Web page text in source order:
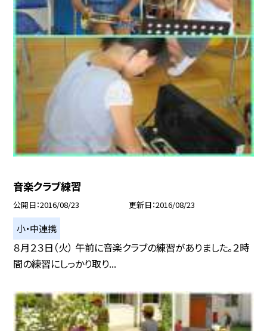
音楽クラブ練習
公開日 2016/08/23 更新日 2016/08/23
小・中連携
８月２３日（火） 午前に音楽クラブの練習がありました。２時
間の練習にしっかり取り...